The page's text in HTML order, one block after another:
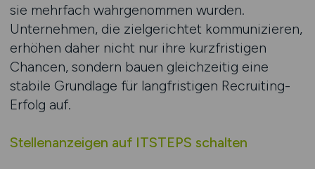
sie mehrfach wahrgenommen wurden.
Unternehmen, die zielgerichtet kommunizieren,
erhöhen daher nicht nur ihre kurzfristigen
Chancen, sondern bauen gleichzeitig eine
stabile Grundlage für langfristigen Recruiting-
Erfolg auf.
Stellenanzeigen auf ITSTEPS schalten